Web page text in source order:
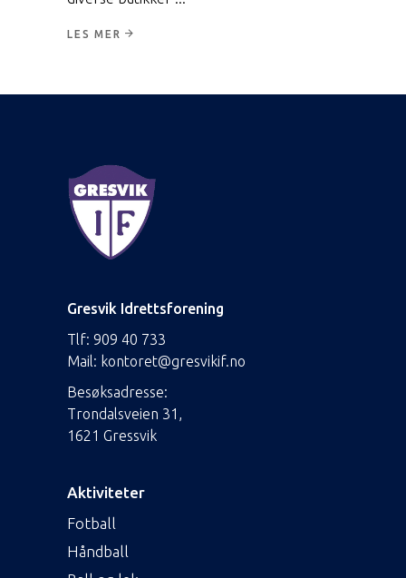
LES MER
Gresvik Idrettsforening
Tlf: 909 40 733
Mail: kontoret@gresvikif.no
Besøksadresse:
Trondalsveien 31,
1621 Gressvik
Aktiviteter
Fotball
Håndball